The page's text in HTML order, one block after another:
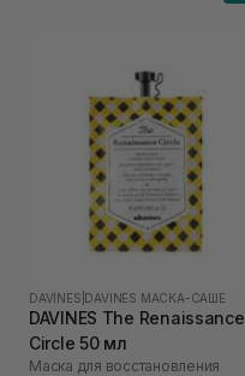
DAVINES DAVINES МАСКА-САШЕ
DAVINES The Renaissance
Circle 50 мл
Маска для восстановления